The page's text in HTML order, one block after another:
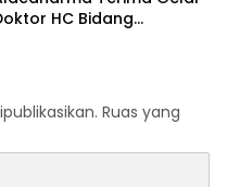
HC Bidang
Ruas yang